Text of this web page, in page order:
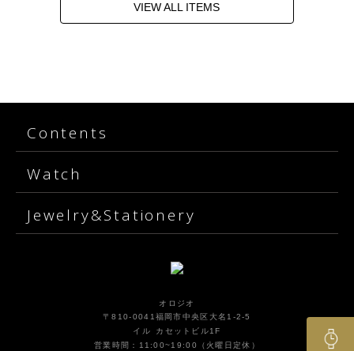
VIEW ALL ITEMS
Contents
Watch
Jewelry&Stationery
オロジオ
〒810-0041福岡市中央区大名1-2-5
イル カセットビル1F
営業時間：11:00~19:00（火曜日定休）